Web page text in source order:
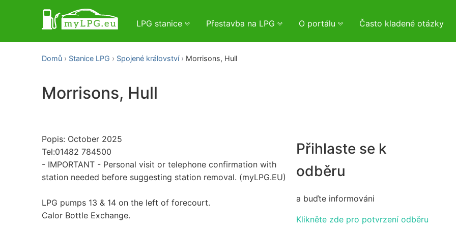
LPG stanice Přestavba na LPG O portálu Často kladené otázky
Domů Stanice LPG Spojené království Morrisons, Hull
Morrisons, Hull
Popis: October 2025
Tel:01482 784500
- IMPORTANT - Personal visit or telephone confirmation with
station needed before suggesting station removal. (myLPG.EU)
LPG pumps 13 & 14 on the left of forecourt.
Calor Bottle Exchange.
Přihlaste se k
odběru
a buďte informováni
Klikněte zde pro potvrzení odběru